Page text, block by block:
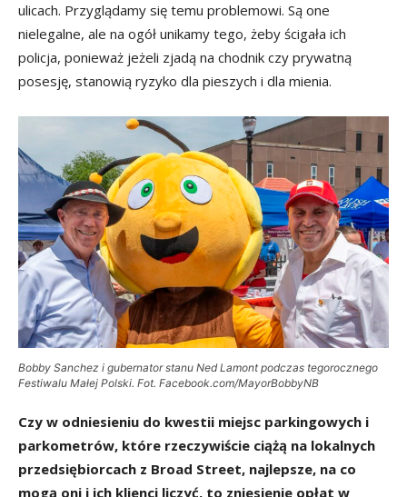
ulicach. Przyglądamy się temu problemowi. Są one
nielegalne, ale na ogół unikamy tego, żeby ścigała ich
policja, ponieważ jeżeli zjadą na chodnik czy prywatną
posesję, stanowią ryzyko dla pieszych i dla mienia.
Bobby Sanchez i gubernator stanu Ned Lamont podczas tegorocznego
Festiwalu Małej Polski. Fot. Facebook.com/MayorBobbyNB
Czy w odniesieniu do kwestii miejsc parkingowych i
parkometrów, które rzeczywiście ciążą na lokalnych
przedsiębiorcach z Broad Street, najlepsze, na co
mogą oni i ich klienci liczyć, to zniesienie opłat w